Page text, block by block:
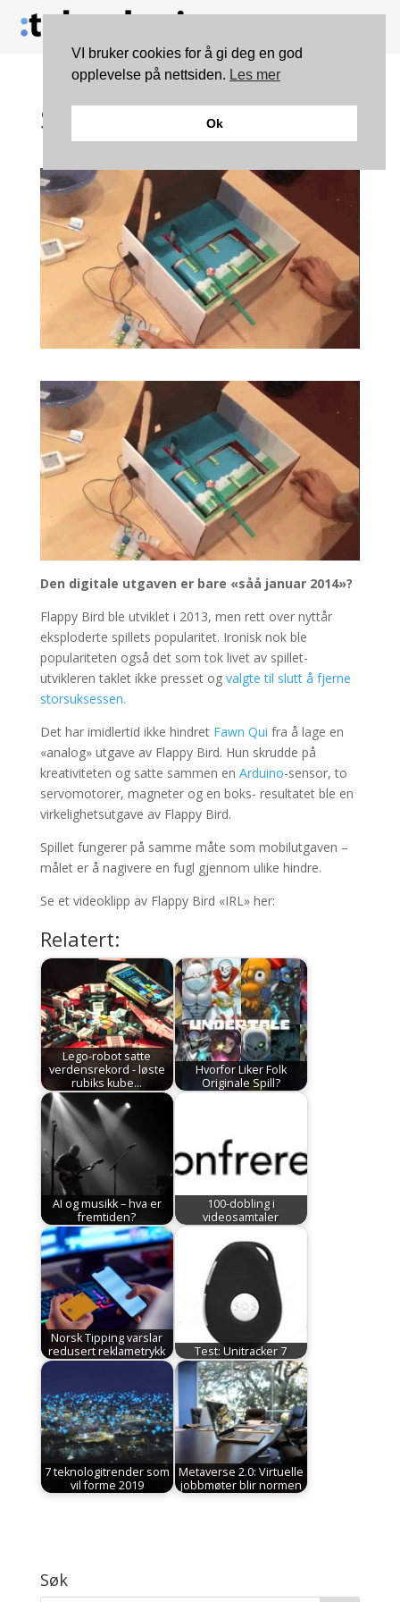
Slik har du aldri spilt
Flappy Bird
Den digitale utgaven er bare «såå januar 2014»?
Flappy Bird ble utviklet i 2013, men rett over nyttår
eksploderte spillets popularitet. Ironisk nok ble
populariteten også det som tok livet av spillet-
utvikleren taklet ikke presset ogvalgte til slutt å fjerne
storsuksessen.
Det har imidlertid ikke hindret Fawn Qui fra å lage en
«analog» utgave av Flappy Bird. Hun skrudde på
kreativiteten og satte sammen en Arduino-sensor, to
servomotorer, magneter og en boks- resultatet ble en
virkelighetsutgave av Flappy Bird.
Spillet fungerer på samme måte som mobilutgaven –
målet er å nagivere en fugl gjennom ulike hindre.
Se et videoklipp av Flappy Bird «IRL» her:
Relatert:
Lego-robot satte
verdensrekord - løste
rubiks kube…
Hvorfor Liker Folk
Originale Spill?
AI og musikk – hva er
fremtiden?
100-dobling i
videosamtaler
Norsk Tipping varslar
redusert reklametrykk
Test: Unitracker 7
7 teknologitrender som
vil forme 2019
Metaverse 2.0: Virtuelle
jobbmøter blir normen
Søk
VI bruker cookies for å gi deg en god
opplevelse på nettsiden. Les mer
Ok